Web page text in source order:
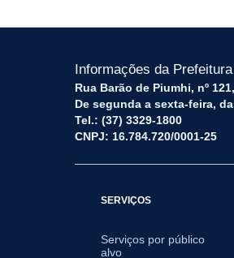
Informações da Prefeitura
Rua Barão de Piumhi, nº
De segunda a sexta-feira,
Tel.: (37) 3329-1800
CNPJ: 16.784.720/0001-25
SERVIÇOS
Serviços por público
alvo